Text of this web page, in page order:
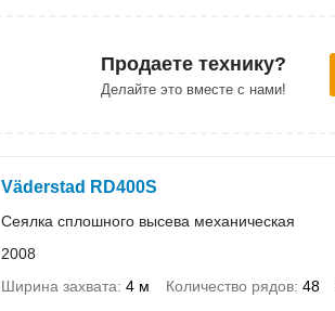
Продаете технику?
Делайте это вместе с нами!
Väderstad RD400S
Сеялка сплошного высева механическая
2008
Ширина захвата 4 м Количество рядов 48